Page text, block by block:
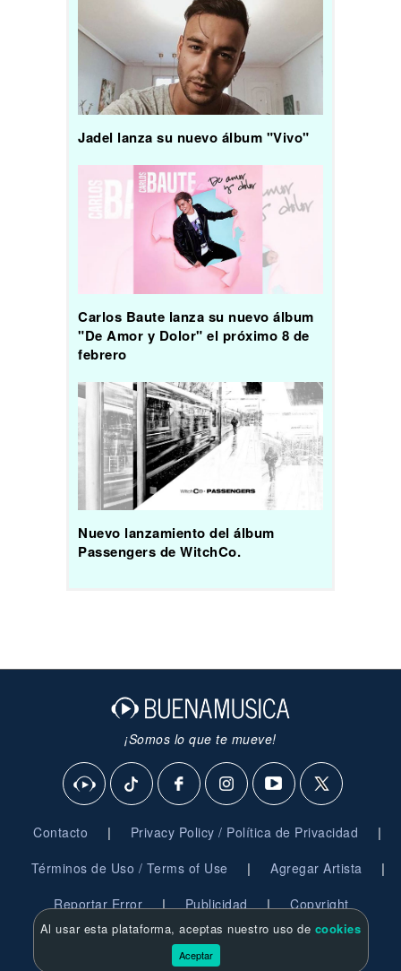
Jadel lanza su nuevo álbum "Vivo"
Carlos Baute lanza su nuevo álbum
"De Amor y Dolor" el próximo 8 de
febrero
Nuevo lanzamiento del álbum
Passengers de WitchCo.
¡Somos lo que te mueve!
Contacto | Privacy Policy / Política de Privacidad |
Términos de Uso / Terms of Use | Agregar Artista |
Reportar Error | Publicidad | Copyright
© 2026 BuenaMusica.com - Derechos Reservados
Al usar esta plataforma, aceptas nuestro uso de cookies
Aceptar